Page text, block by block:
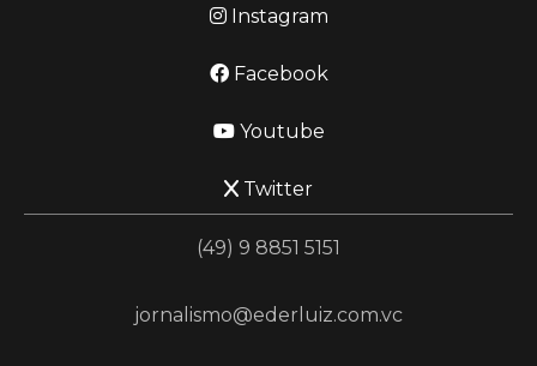
Instagram
Facebook
Youtube
Twitter
(49) 9 8851 5151
jornalismo@ederluiz.com.vc